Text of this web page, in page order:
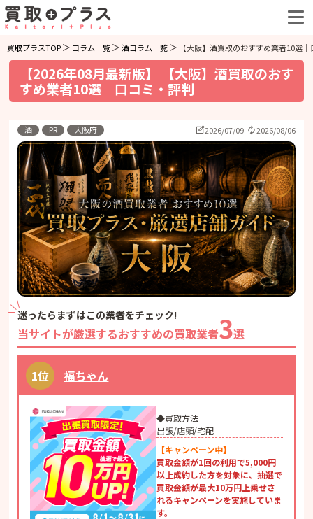
買取プラスTOP コラム一覧 酒コラム一覧 【大阪】酒買取のおすすめ業者10選
【2026年08月最新版】 【大阪】酒買取のおす
すめ業者10選｜口コミ・評判
2026/07/09 2026/08/06
酒 PR 大阪府
迷ったらまずはこの業者をチェック!
当サイトが厳選するおすすめの買取業者3選
福ちゃん
◆買取方法
出張/店頭/宅配
【キャンペーン中】
買取金額が1回の利用で5,000円
以上成約した方を対象に、抽選で
買取金額が最大10万円上乗せさ
れるキャンペーンを実施していま
す。